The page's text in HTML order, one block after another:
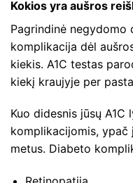
Kokios yra aušros
Pagrindinė
komplikacija dėl
kiekis. A1C testas
kiekį kraujyje per
Kuo didesnis jūsų
komplikacijomis, ypač
metus. Diabeto